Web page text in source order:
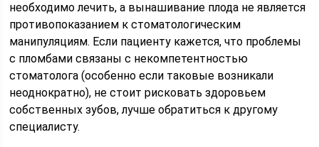
необходимо лечить, а вынашивание плода не является
противопоказанием к стоматологическим
манипуляциям. Если пациенту кажется, что проблемы
с пломбами связаны с некомпетентностью
стоматолога (особенно если таковые возникали
неоднократно), не стоит рисковать здоровьем
собственных зубов, лучше обратиться к другому
специалисту.